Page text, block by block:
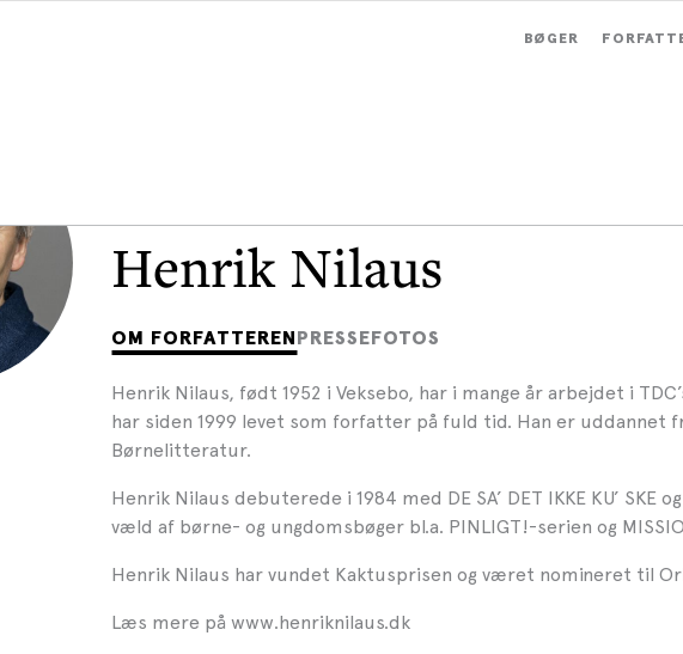
BØGER
Henrik Nilaus
OM FORFATTEREN PRESSEFOTOS
Henrik Nilaus, født 1952 i Veksebo, har i mange år arbejdet i
har siden 1999 levet som forfatter på fuld tid. Han er uddannet
Børnelitteratur.
Henrik Nilaus debuterede i 1984 med DE SA’ DET IKKE KU’ SKE
væld af børne- og ungdomsbøger bl.a. PINLIGT!-serien og
Henrik Nilaus har vundet Kaktusprisen og været nomineret til
Læs mere på www.henriknilaus.dk